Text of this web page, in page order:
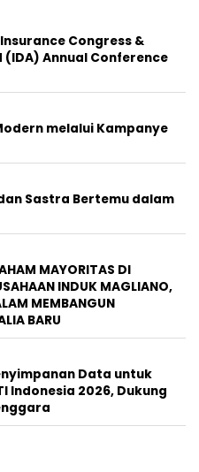
Congress &
Annual Conference
melalui Kampanye
Sastra Bertemu dalam
MAYORITAS DI
INDUK MAGLIANO,
MEMBANGUN
BARU
Data untuk
Indonesia 2026, Dukung